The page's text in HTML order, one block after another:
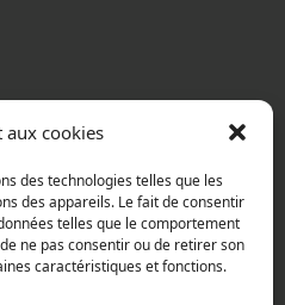
aux cookies
des technologies telles que les
des appareils. Le fait de consentir
telles que le comportement
ne pas consentir ou de retirer son
caractéristiques et fonctions.